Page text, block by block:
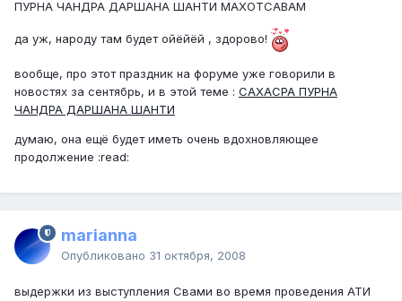
ПУРНА ЧАНДРА ДАРШАНА ШАНТИ МАХОТСАВАМ
да уж, народу там будет ойёйёй , здорово!
вообще, про этот праздник на форуме уже говорили в
новостях за сентябрь, и в этой теме : САХАСРА ПУРНА
ЧАНДРА ДАРШАНА ШАНТИ
думаю, она ещё будет иметь очень вдохновляющее
продолжение :read:
marianna
Опубликовано 31 октября, 2008
выдержки из выступления Свами во время проведения АТИ